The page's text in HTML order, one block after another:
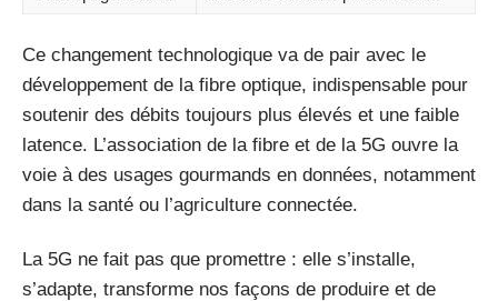
Ce changement technologique va de pair avec le
développement de la fibre optique, indispensable pour
soutenir des débits toujours plus élevés et une faible
latence. L’association de la fibre et de la 5G ouvre la
voie à des usages gourmands en données, notamment
dans la santé ou l’agriculture connectée.
La 5G ne fait pas que promettre : elle s’installe,
s’adapte, transforme nos façons de produire et de